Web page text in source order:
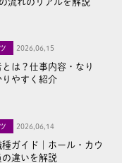
2026,06,15
は？仕事内容・なり
やすく紹介
2026,06,14
ガイド｜ホール・カウ
違いを解説